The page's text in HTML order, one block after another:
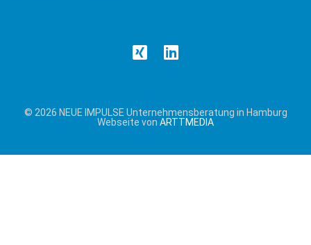
© 2026 NEUE IMPULSE Unternehmensberatung in Hamburg
Webseite von ARTTMEDIA